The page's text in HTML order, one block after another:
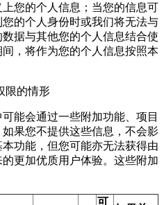
您的个人信息；当您的信息可
的个人身份时或我们将无法与
据与其他您的个人信息结合使
，将作为您的个人信息按照本
限的情形
能会通过一些附加功能、项目
果您不提供这些信息，不会影
功能，但您可能亦无法获得由
更加优质用户体验。这些附加
可